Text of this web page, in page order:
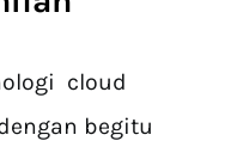
cloud
begitu